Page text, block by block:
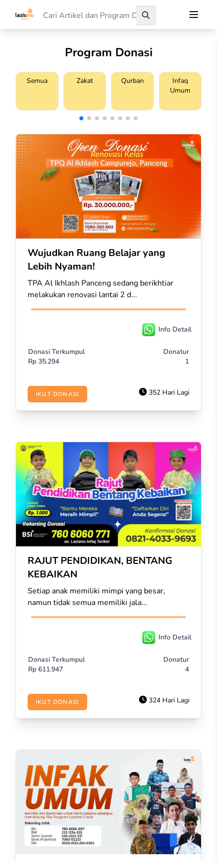
Program Donasi
Semua Zakat Qurban
Infaq
Umum
Wujudkan Ruang Belajar yang
Lebih Nyaman!
TPA Al Ikhlash Panceng sedang berikhtiar
melakukan renovasi lantai 2 d...
Info Detail
Donasi Terkumpul
Rp 35.294
Donatur
1
IKUT DONASI 352 Hari Lagi
RAJUT PENDIDIKAN, BENTANG
KEBAIKAN
Setiap anak memiliki mimpi yang besar,
namun tidak semua memiliki jala...
Info Detail
Donasi Terkumpul
Rp 611.947
Donatur
4
IKUT DONASI 324 Hari Lagi